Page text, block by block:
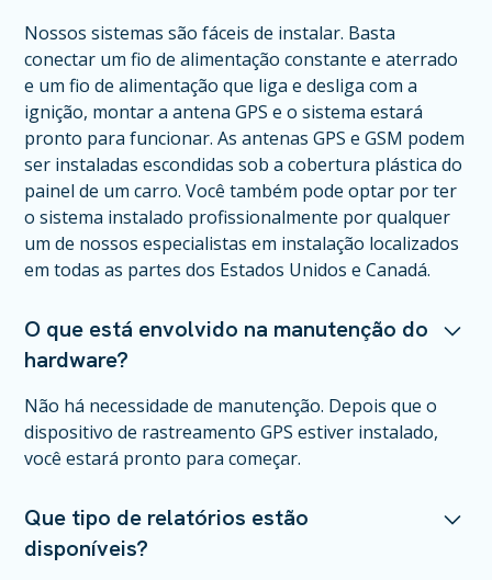
Nossos sistemas são fáceis de instalar. Basta
conectar um fio de alimentação constante e aterrado
e um fio de alimentação que liga e desliga com a
ignição, montar a antena GPS e o sistema estará
pronto para funcionar. As antenas GPS e GSM podem
ser instaladas escondidas sob a cobertura plástica do
painel de um carro. Você também pode optar por ter
o sistema instalado profissionalmente por qualquer
um de nossos especialistas em instalação localizados
em todas as partes dos Estados Unidos e Canadá.
O que está envolvido na manutenção do
hardware?
Não há necessidade de manutenção. Depois que o
dispositivo de rastreamento GPS estiver instalado,
você estará pronto para começar.
Que tipo de relatórios estão
disponíveis?